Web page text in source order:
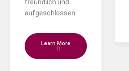
freundlich und
aufgeschlossen.
Learn More